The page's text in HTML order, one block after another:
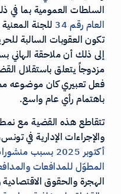
السلطات العمومية بما في
العام رقم 34
للجنة
تكون العقوبات السالبة
إلى ذلك أن ملاحقة الهاني
مزدوجاً يتعلق باستقلال
فعل تعبيري كان موضوعه
باهتمام رأي عام واسع.
تتقاطع هذه القضية مع نمط
والإجراءات الإدارية في
أكتوبر 2025 بسبب منشورات على فيسبوك
المطوّل للمدافعات
الهجرة والحقوق الاقتصادية